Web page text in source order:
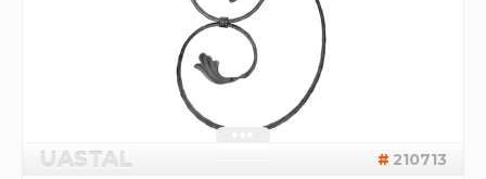
UASTAL 210713